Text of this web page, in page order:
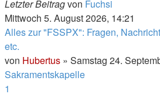
Letzter Beitragvon Fuchsi
Mittwoch 5. August 2026, 14:21
Alles zur "FSSPX": Fragen,
etc.
von Hubertus » Samstag 24.
Sakramentskapelle
1